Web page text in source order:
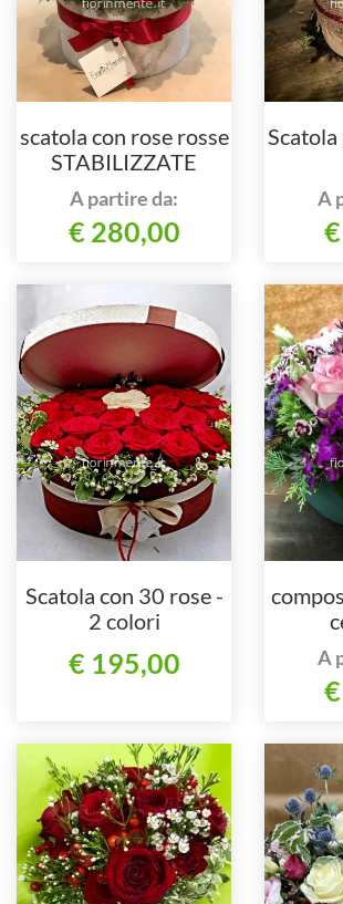
scatola con rose rosse
STABILIZZATE
A partire da:
€ 280,00
A
Scatola con 30 rose -
2 colori
€ 195,00 A